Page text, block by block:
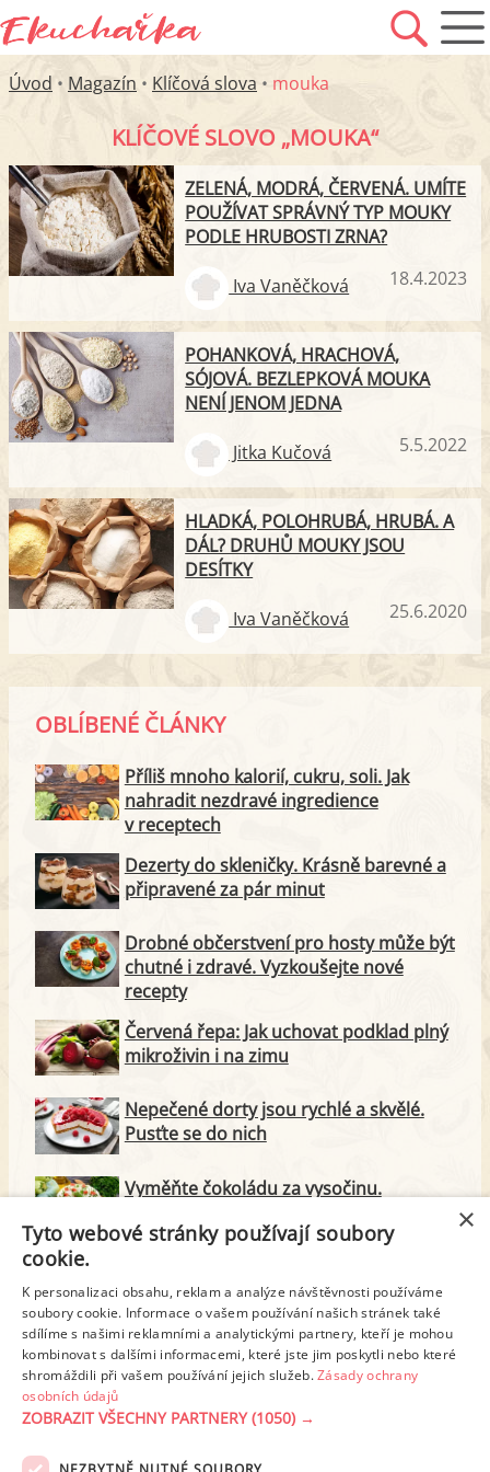
Úvod • Magazín • Klíčová slova • mouka
KLÍČOVÉ SLOVO „MOUKA“
ZELENÁ, MODRÁ, ČERVENÁ. UMÍTE
POUŽÍVAT SPRÁVNÝ TYP MOUKY
PODLE HRUBOSTI ZRNA?
Iva Vaněčková 18.4.2023
POHANKOVÁ, HRACHOVÁ,
SÓJOVÁ. BEZLEPKOVÁ MOUKA
NENÍ JENOM JEDNA
Jitka Kučová 5.5.2022
HLADKÁ, POLOHRUBÁ, HRUBÁ. A
DÁL? DRUHŮ MOUKY JSOU
DESÍTKY
Iva Vaněčková 25.6.2020
OBLÍBENÉ ČLÁNKY
Příliš mnoho kalorií, cukru, soli. Jak
nahradit nezdravé ingredience
v receptech
Dezerty do skleničky. Krásně barevné a
připravené za pár minut
Drobné občerstvení pro hosty může být
chutné i zdravé. Vyzkoušejte nové
recepty
Červená řepa: Jak uchovat podklad plný
mikroživin i na zimu
Nepečené dorty jsou rychlé a skvělé.
Pusťte se do nich
Vyměňte čokoládu za vysočinu.
v receptech je můžete nahradit
Nemusí to být jen kečup: Jak zpracovat
úrodu rajčat
×
Tyto webové stránky používají soubory
cookie.
K personalizaci obsahu, reklam a analýze návštěvnosti používáme
soubory cookie. Informace o vašem používání našich stránek také
sdílíme s našimi reklamními a analytickými partnery, kteří je mohou
kombinovat s dalšími informacemi, které jste jim poskytli nebo které
shromáždili při vašem používání jejich služeb.Zásady ochrany
osobních údajů
ZOBRAZIT VŠECHNY PARTNERY(1050) →